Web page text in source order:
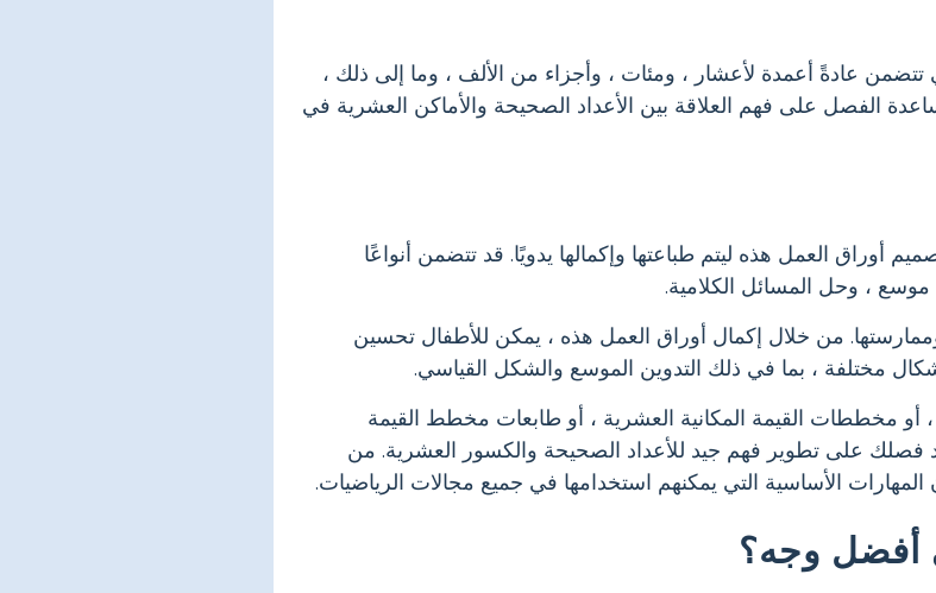
عادةً أعمدة لأعشار ، ومئات ، وأجزاء من الألف ، وما إلى ذلك ،
الفصل على فهم العلاقة بين الأعداد الصحيحة والأماكن العشرية في
أوراق العمل هذه ليتم طباعتها وإكمالها يدويًا. قد تتضمن أنواعًا
موسع ، وحل المسائل الكلامية.
من خلال إكمال أوراق العمل هذه ، يمكن للأطفال تحسين
مختلفة ، بما في ذلك التدوين الموسع والشكل القياسي.
أو مخططات القيمة المكانية العشرية ، أو طابعات مخطط القيمة
فصلك على تطوير فهم جيد للأعداد الصحيحة والكسور العشرية. من
المهارات الأساسية التي يمكنهم استخدامها في جميع مجالات الرياضيات.
أفضل وجه؟